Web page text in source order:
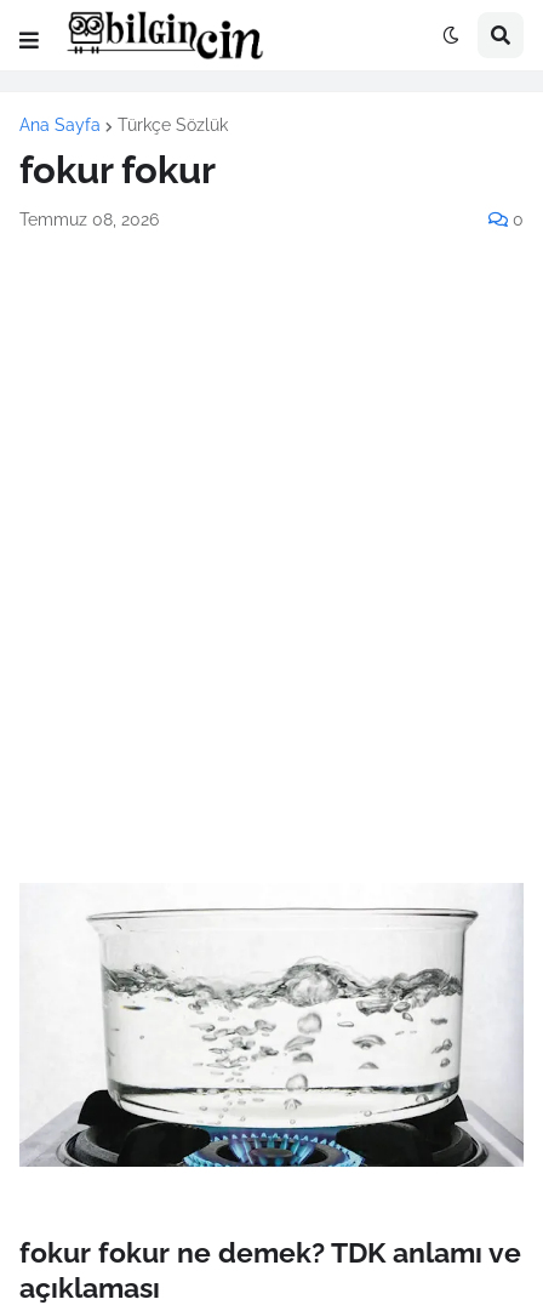
Ana Sayfa Türkçe Sözlük
fokur fokur
Temmuz 08, 2026 0
fokur fokur ne demek? TDK anlamı ve
açıklaması